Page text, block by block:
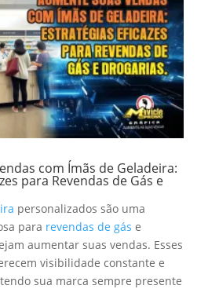
com Ímãs de Geladeira:
para Revendas de Gás e
personalizados são uma
para revendas de gás e
aumentar suas vendas. Esses
visibilidade constante e
sua marca sempre presente